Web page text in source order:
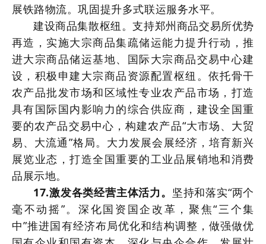
展铁路物流。巩固提升多式联运服务水平。
建设商品集散枢纽。支持郑州商品交易所优势
再造，实施大宗商品集疏储运能力提升行动，推
进大宗商品储运基地、国际大宗商品交易中心建
设，积极申建大宗商品资源配置枢纽。依托骨干
农产品批发市场和区域性专业农产品市场，打造
具有国际国内影响力的综合供应商，建设全国重
要的农产品交易中心，构建农产品“大市场、大贸
易、大流通”格局。大力发展会展经济，培育新兴
展览业态，打造全国重要的工业品展销地和消费
品展示地。
17.激发各类经营主体活力。 坚持和落实“两个
毫不动摇”。深化国资国企改革，聚焦“三个集
中”推进国有经济布局优化和结构调整，做强做优